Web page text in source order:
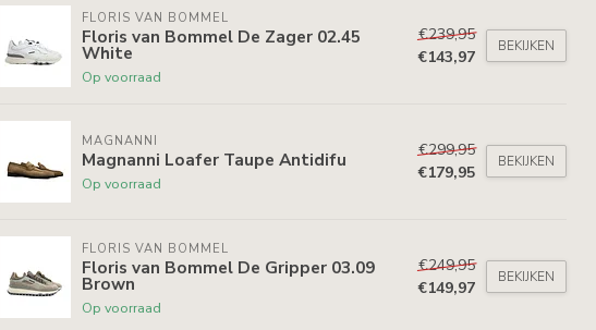
FLORIS VAN BOMMEL
Floris van Bommel De Zager 02.45
White
Op voorraad
€239,95
€143,97
BEKIJKEN
MAGNANNI
Magnanni Loafer Taupe Antidifu
Op voorraad
€299,95
€179,95
BEKIJKEN
FLORIS VAN BOMMEL
Floris van Bommel De Gripper 03.09
Brown
Op voorraad
€249,95
€149,97
BEKIJKEN